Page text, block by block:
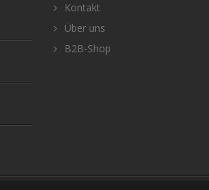
Kontakt
Über uns
B2B-Shop